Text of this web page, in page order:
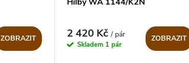
ZOBRAZIT 2 420 Kč/ pár
Skladem 1 pár
ZOBRAZIT